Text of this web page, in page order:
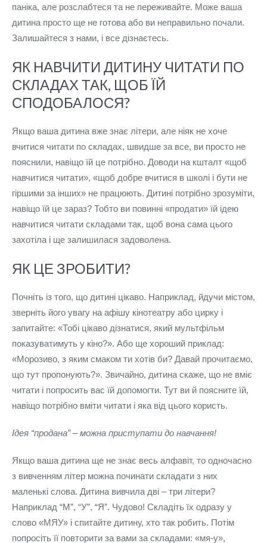
паніка, але розслабтеся та не переживайте. Може ваша
дитина просто ще не готова або ви неправильно почали.
Залишайтеся з нами, і все дізнаєтесь.
ЯК НАВЧИТИ ДИТИНУ ЧИТАТИ ПО
СКЛАДАХ ТАК, ЩОБ ЇЙ
СПОДОБАЛОСЯ?
Якщо ваша дитина вже знає літери, але ніяк не хоче
вчитися читати по складах, швидше за все, ви просто не
пояснили, навіщо їй це потрібно. Доводи на кшталт «щоб
навчитися читати», «щоб добре вчитися в школі і бути не
гіршими за інших» не працюють. Дитині потрібно зрозуміти,
навіщо їй це зараз? Тобто ви повинні «продати» їй ідею
навчитися читати складами так, щоб вона сама цього
захотіла і ще залишилася задоволена.
ЯК ЦЕ ЗРОБИТИ?
Почніть із того, що дитині цікаво. Наприклад, йдучи містом,
зверніть його увагу на афішу кінотеатру або цирку і
запитайте: «Тобі цікаво дізнатися, який мультфільм
показуватимуть у кіно?». Або ще хороший приклад:
«Морозиво, з яким смаком ти хотів би? Давай прочитаємо,
що тут пропонують?». Звичайно, дитина скаже, що не вміє
читати і попросить вас їй допомогти. Тут ви й поясните їй,
навіщо потрібно вміти читати і яка від цього користь.
Ідея “продана” – можна приступати до навчання!
Якщо ваша дитина ще не знає весь алфавіт, то одночасно
з вивченням літер можна починати складати з них
маленькі слова. Дитина вивчила дві – три літери?
Наприклад “М”, “У”, “Я”. Чудово! Складіть їх одразу у
слово «МЯУ» і спитайте дитину, хто так робить. Потім
попросіть її повторити за вами за складами: «мя-у»,